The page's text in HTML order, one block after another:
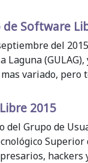
Software
del
Laguna
variado,
2015
Grupo de